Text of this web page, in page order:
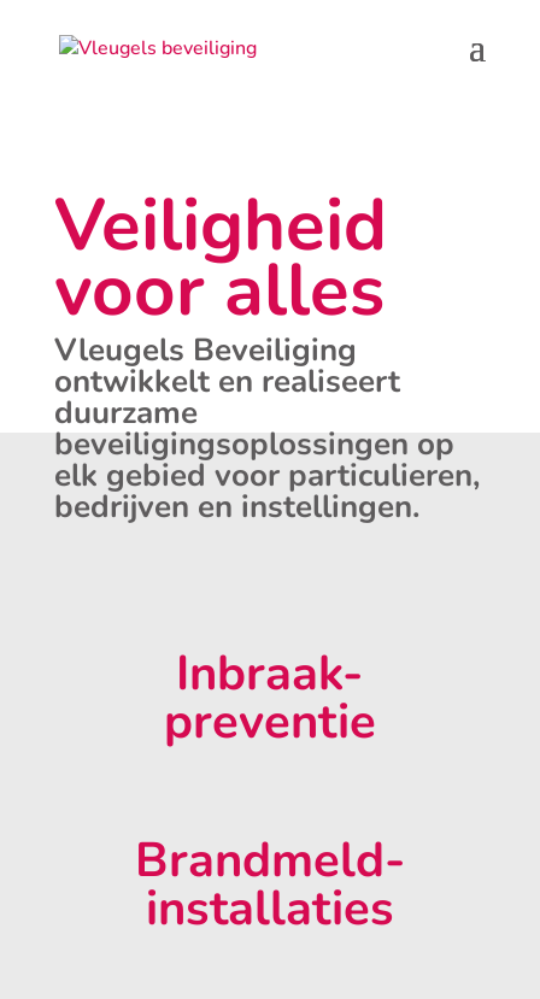
Veiligheid
voor alles
Vleugels Beveiliging
ontwikkelt en realiseert
duurzame
beveiligingsoplossingen op
elk gebied voor particulieren,
bedrijven en instellingen.
Inbraak-
preventie
Brandmeld-
installaties